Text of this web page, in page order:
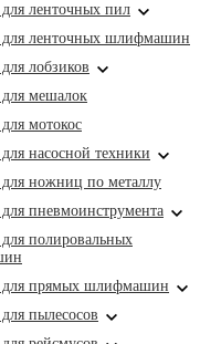
для ленточных пил
для ленточных шлифмашин
лобзиков
для мешалок
мотокос
насосной техники
для ножниц по металлу
пневмоинструмента
полировальных
для прямых шлифмашин
пылесосов